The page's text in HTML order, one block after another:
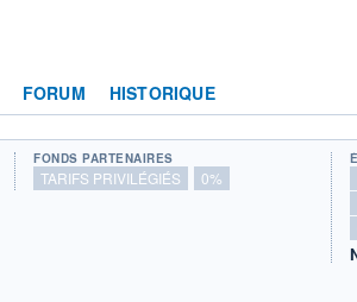
FORUM HISTORIQUE
FONDS PARTENAIRES
TARIFS PRIVILÉGIÉS 0%